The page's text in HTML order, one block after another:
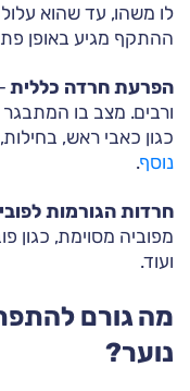
לו משהו, עד שהוא
ההתקף מגיע באופן
הפרעת חרדה כללית
ורבים. מצב בו
כגון כאבי ראש,
נוסף.
חרדות הגורמות
מפוביה מסוימת, כגון
ועוד.
מה גורם
נוער?